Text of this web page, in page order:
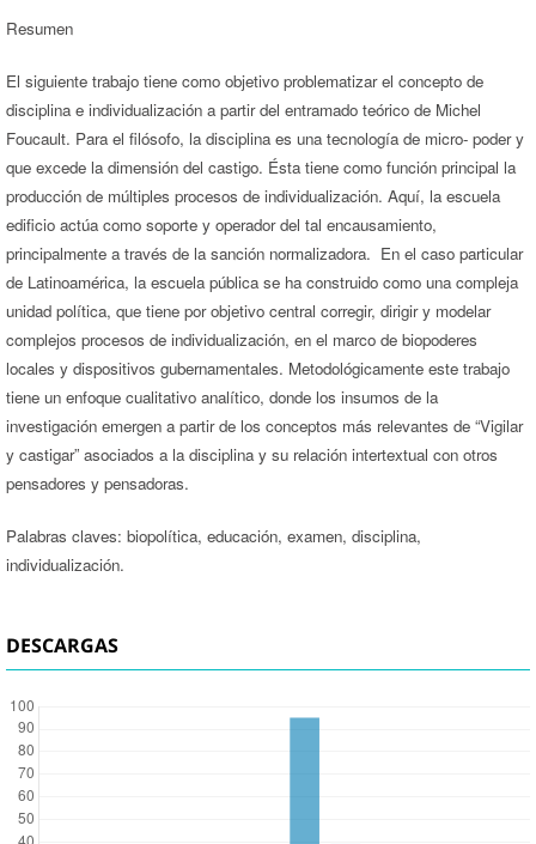
Resumen
El siguiente trabajo tiene como objetivo problematizar el concepto de
disciplina e individualización a partir del entramado teórico de Michel
Foucault. Para el filósofo, la disciplina es una tecnología de micro- poder y
que excede la dimensión del castigo. Ésta tiene como función principal la
producción de múltiples procesos de individualización. Aquí, la escuela
edificio actúa como soporte y operador del tal encausamiento,
principalmente a través de la sanción normalizadora. En el caso particular
de Latinoamérica, la escuela pública se ha construido como una compleja
unidad política, que tiene por objetivo central corregir, dirigir y modelar
complejos procesos de individualización, en el marco de biopoderes
locales y dispositivos gubernamentales. Metodológicamente este trabajo
tiene un enfoque cualitativo analítico, donde los insumos de la
investigación emergen a partir de los conceptos más relevantes de “Vigilar
y castigar” asociados a la disciplina y su relación intertextual con otros
pensadores y pensadoras.
Palabras claves: biopolítica, educación, examen, disciplina,
individualización.
DESCARGAS